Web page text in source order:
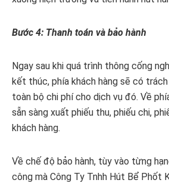
Bước 4: Thanh toán và bảo hành
Ngay sau khi quá trình thông cống
kết thúc, phía khách hàng sẽ có
toàn bộ chi phí cho dịch vụ đó. Về
sẵn sàng xuất phiếu thu, phiếu chi,
khách hàng.
Về chế độ bảo hành, tùy vào từng
công mà Công Ty Tnhh Hút Bể Phốt